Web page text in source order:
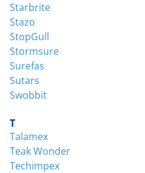
Starbrite
Stazo
StopGull
Stormsure
Surefas
Sutars
Swobbit
T
Talamex
Teak Wonder
Techimpex